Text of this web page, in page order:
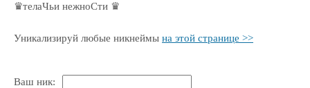
♛телаЧьи нежноСти ♛
Уникализируй любые никнеймы на этой странице >>
Ваш ник: